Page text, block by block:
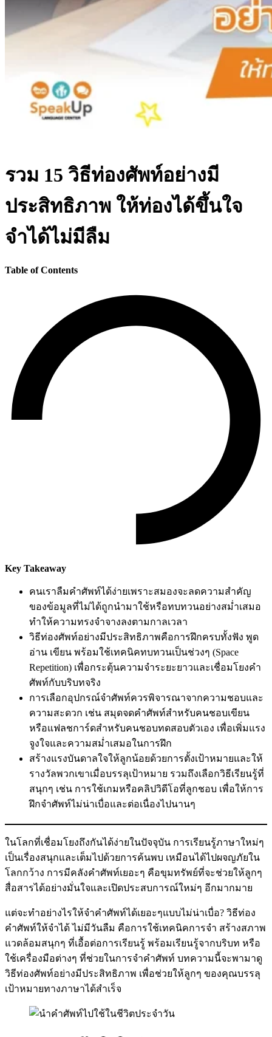
รวม 15 วิธีท่องศัพท์อย่างมี
ประสิทธิภาพ ให้ท่องได้ขึ้นใจ
จำได้ไม่มีลืม
Table of Contents
Key Takeaway
คนเราลืมคำศัพท์ได้ง่ายเพราะสมองจะลดความสำคัญ
ของข้อมูลที่ไม่ได้ถูกนำมาใช้หรือทบทวนอย่างสม่ำเสมอ
ทำให้ความทรงจำจางลงตามกาลเวลา
วิธีท่องศัพท์อย่างมีประสิทธิภาพคือการฝึกครบทั้งฟัง พูด
อ่าน เขียน พร้อมใช้เทคนิคทบทวนเป็นช่วงๆ (Space
Repetition) เพื่อกระตุ้นความจำระยะยาวและเชื่อมโยงคำ
ศัพท์กับบริบทจริง
การเลือกอุปกรณ์จำศัพท์ควรพิจารณาจากความชอบและ
ความสะดวก เช่น สมุดจดคำศัพท์สำหรับคนชอบเขียน
หรือแฟลชการ์ดสำหรับคนชอบทดสอบตัวเอง เพื่อเพิ่มแรง
จูงใจและความสม่ำเสมอในการฝึก
สร้างแรงบันดาลใจให้ลูกน้อยด้วยการตั้งเป้าหมายและให้
รางวัลพวกเขาเมื่อบรรลุเป้าหมาย รวมถึงเลือกวิธีเรียนรู้ที่
สนุกๆ เช่น การใช้เกมหรือคลิปวิดีโอที่ลูกชอบ เพื่อให้การ
ฝึกจำศัพท์ไม่น่าเบื่อและต่อเนื่องไปนานๆ
ในโลกที่เชื่อมโยงถึงกันได้ง่ายในปัจจุบัน การเรียนรู้ภาษาใหม่ๆ
เป็นเรื่องสนุกและเต็มไปด้วยการค้นพบ เหมือนได้ไปผจญภัยใน
โลกกว้าง การมีคลังคำศัพท์เยอะๆ คือขุมทรัพย์ที่จะช่วยให้ลูกๆ
สื่อสารได้อย่างมั่นใจและเปิดประสบการณ์ใหม่ๆ อีกมากมาย
แต่จะทำอย่างไรให้จำคำศัพท์ได้เยอะๆแบบไม่น่าเบื่อ? วิธีท่อง
คำศัพท์ให้จำได้ ไม่มีวันลืม คือการใช้เทคนิคการจำ สร้างสภาพ
แวดล้อมสนุกๆ ที่เอื้อต่อการเรียนรู้ พร้อมเรียนรู้จากบริบท หรือ
ใช้เครื่องมือต่างๆ ที่ช่วยในการจำคำศัพท์ บทความนี้จะพามาดู
วิธีท่องศัพท์อย่างมีประสิทธิภาพ เพื่อช่วยให้ลูกๆ ของคุณบรรลุ
เป้าหมายทางภาษาได้สำเร็จ